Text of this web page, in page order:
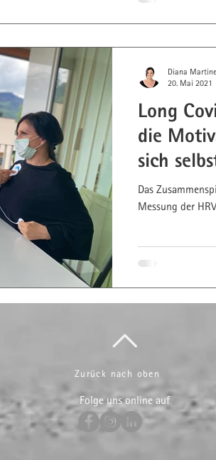
Long
die
sich
Das
Messung der
Diana
20. Mai 2021
Zurück nach oben
Folge uns online auf